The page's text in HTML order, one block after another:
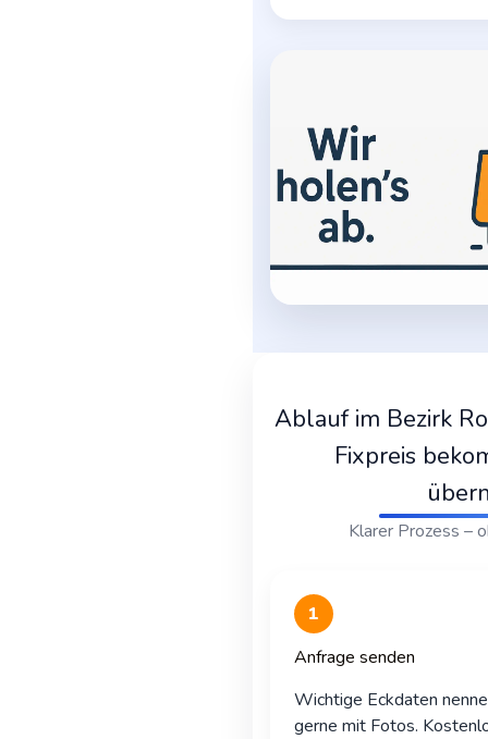
Ablauf im Bezirk
Fixpreis
Klarer Prozess –
1
Anfrage senden
Wichtige Eckdaten
gerne mit Fotos.